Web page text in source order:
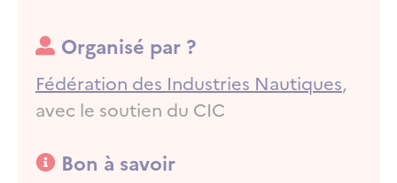
Organisé par ?
Organisé par ?
Fédération des Industries Nautiques,
avec le soutien du CIC
Bon à savoir